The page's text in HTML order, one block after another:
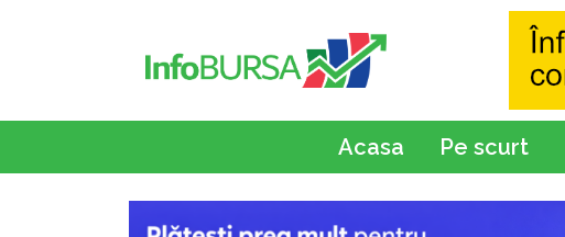
Acasa Pe scurt